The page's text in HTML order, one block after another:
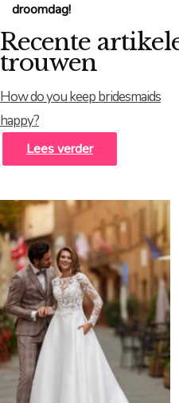
droomdag!
Recente
trouwen
How do you keep bridesmaids
happy?
Lees verder